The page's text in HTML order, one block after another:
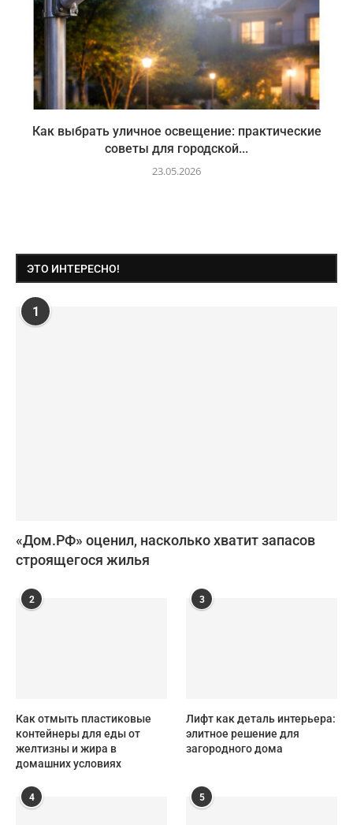
Как выбрать уличное освещение: практические
советы для городской...
23.05.2026
ЭТО ИНТЕРЕСНО!
1
«Дом.РФ» оценил, насколько хватит запасов
строящегося жилья
2
Как отмыть пластиковые
контейнеры для еды от
желтизны и жира в
домашних условиях
3
Лифт как деталь интерьера:
элитное решение для
загородного дома
4 5